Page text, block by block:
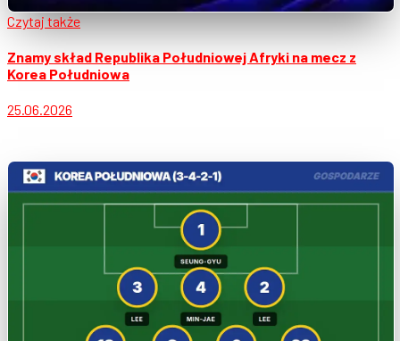
Czytaj także
Znamy skład Republika Południowej Afryki na mecz z
Korea Południowa
25.06.2026